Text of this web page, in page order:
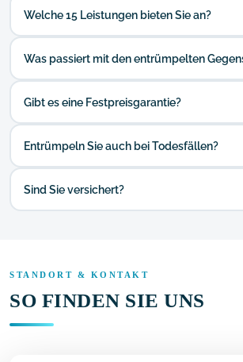
Welche 15 Leistungen bieten Sie an?
Was passiert mit den entrümpelten
Gibt es eine Festpreisgarantie?
Entrümpeln Sie auch bei Todesfällen?
Sind Sie versichert?
STANDORT & KONTAKT
SO FINDEN SIE UNS